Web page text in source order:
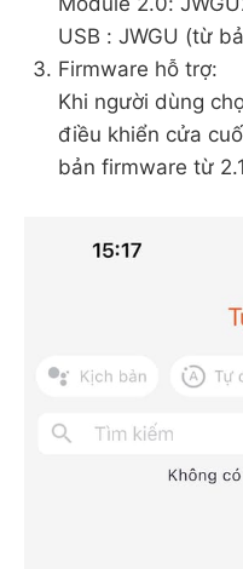
USB : JWGU (từ
Firmware hỗ trợ:
Khi người dùng
điều khiển cửa
bản firmware từ